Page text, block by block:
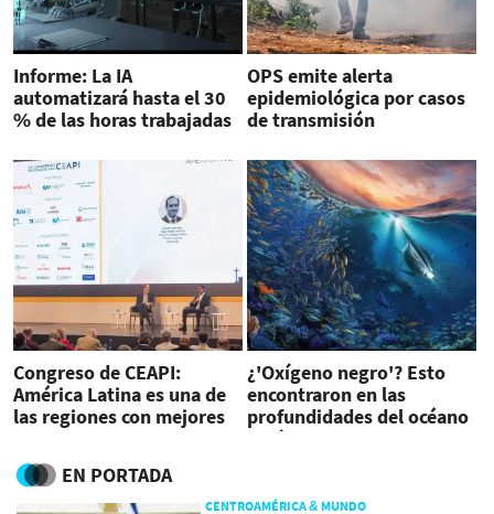
Informe: La IA
automatizará hasta el 30
% de las horas trabajadas
OPS emite alerta
epidemiológica por casos
de transmisión
de Oropouche
Congreso de CEAPI:
América Latina es una de
las regiones con mejores
desarrollo
¿'Oxígeno negro'? Esto
encontraron en las
profundidades del océano
Pacífico
EN PORTADA
CENTROAMÉRICA & MUNDO